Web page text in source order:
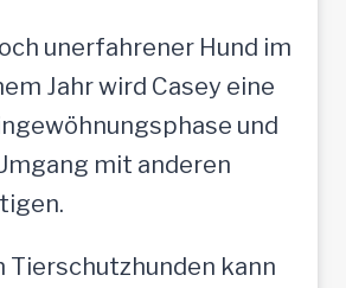
unerfahrener Hund im
Jahr wird Casey eine
und
mit anderen
Tierschutzhunden kann